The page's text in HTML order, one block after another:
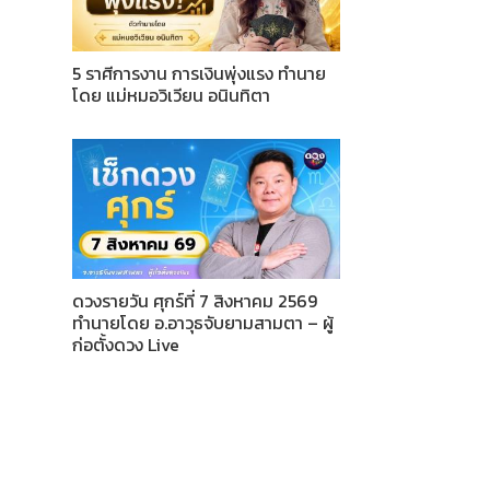
5 ราศีการงาน การเงินพุ่งแรง ทำนาย
โดย แม่หมอวิเวียน อนินทิตา
ดวงรายวัน ศุกร์ที่ 7 สิงหาคม 2569
ทำนายโดย อ.อาวุธจับยามสามตา – ผู้
ก่อตั้งดวง Live